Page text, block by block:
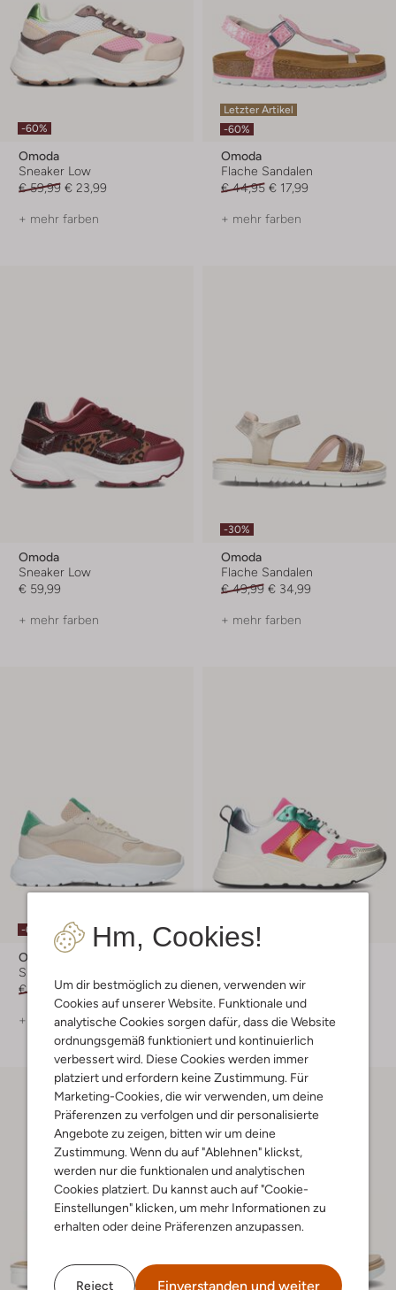
Hm, Cookies!
Um dir bestmöglich zu dienen, verwenden wir
Cookies auf unserer Website. Funktionale und
analytische Cookies sorgen dafür, dass die Website
ordnungsgemäß funktioniert und kontinuierlich
verbessert wird. Diese Cookies werden immer
platziert und erfordern keine Zustimmung. Für
Marketing-Cookies, die wir verwenden, um deine
Präferenzen zu verfolgen und dir personalisierte
Angebote zu zeigen, bitten wir um deine
Zustimmung. Wenn du auf "Ablehnen" klickst,
werden nur die funktionalen und analytischen
Cookies platziert. Du kannst auch auf "Cookie-
Einstellungen" klicken, um mehr Informationen zu
erhalten oder deine Präferenzen anzupassen.
Reject Einverstanden und weiter
-60%
Omoda
Sneaker Low
€ 59,99 € 23,99
+ mehr farben
Letzter Artikel
-60%
Omoda
Flache Sandalen
€ 44,95 € 17,99
+ mehr farben
Omoda
Sneaker Low
€ 59,99
+ mehr farben
-30%
Omoda
Flache Sandalen
€ 49,99 € 34,99
+ mehr farben
-60%
Omoda
Sneaker Low
€ 99,95 € 39,99
+ mehr farben
-60%
€ 59,99 € 23,99
+ mehr farben